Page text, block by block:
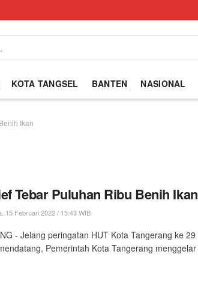
KOTA TANGSEL BANTEN NASIONAL
Ikan
Tebar Puluhan Ribu Benih Ikan
15 Februari 2022 / 15:43 WIB
- Jelang peringatan HUT Kota Tangerang ke 29
Pemerintah Kota Tangerang menggelar